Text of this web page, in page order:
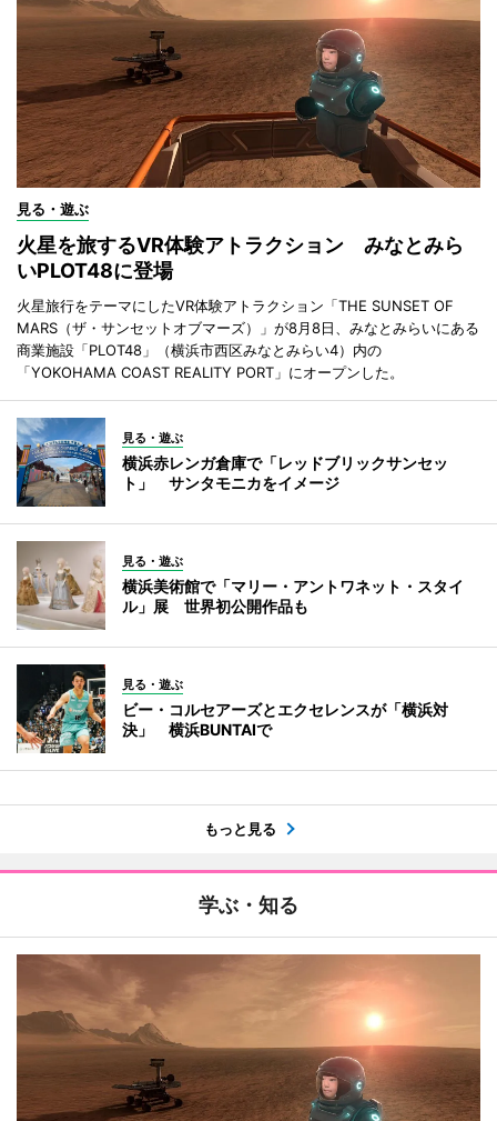
見る・遊ぶ
火星を旅するVR体験アトラクション みなとみら
いPLOT48に登場
火星旅行をテーマにしたVR体験アトラクション「THE SUNSET OF
MARS（ザ・サンセットオブマーズ）」が8月8日、みなとみらいにある
商業施設「PLOT48」（横浜市西区みなとみらい4）内の
「YOKOHAMA COAST REALITY PORT」にオープンした。
見る・遊ぶ
横浜赤レンガ倉庫で「レッドブリックサンセッ
ト」 サンタモニカをイメージ
見る・遊ぶ
横浜美術館で「マリー・アントワネット・スタイ
ル」展 世界初公開作品も
見る・遊ぶ
ビー・コルセアーズとエクセレンスが「横浜対
決」 横浜BUNTAIで
もっと見る
学ぶ・知る